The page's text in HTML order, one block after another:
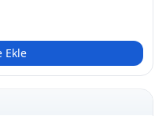
Ekle